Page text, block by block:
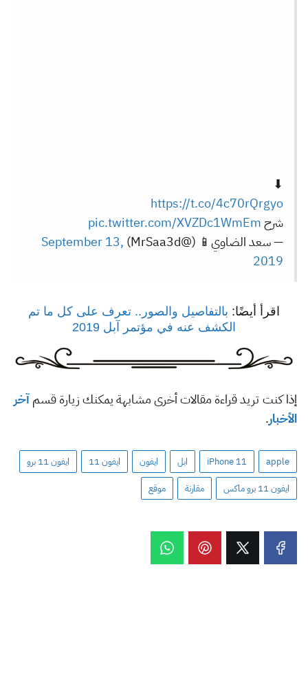
⬇︎
https://t.co/4c70rQrgyo
شرحpic.twitter.com/XVZDc1WmEm
— سعد الضاوي📱 (@MrSaa3d)
September 13,
2019
اقرأ أيضًا: بالتفاصيل والصور.. تعرف على كل ما تم
الكشف عنه في مؤتمر آبل 2019
إذا كنت تريد قراءة مقالات أخرى مشابهة يمكنك زيارة قسمآخر
الأخبار.
apple
iPhone 11 ابل ايفون ايفون 11 ايفون 11 برو
ايفون 11 برو ماكس مقارنة موقع